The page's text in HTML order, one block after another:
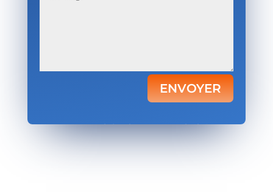
ENVOYER
Votre satisfaction, notre priorité.